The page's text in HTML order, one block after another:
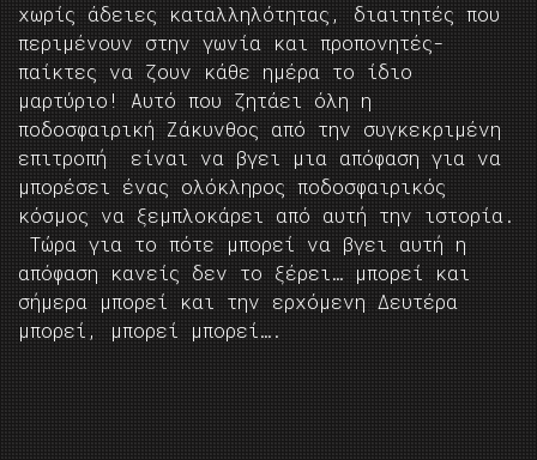
χωρίς άδειες καταλληλότητας, διαιτητές που
περιμένουν στην γωνία και προπονητές-
παίκτες να ζουν κάθε ημέρα το ίδιο
μαρτύριο! Αυτό που ζητάει όλη η
ποδοσφαιρική Ζάκυνθος από την συγκεκριμένη
επιτροπή είναι να βγει μια απόφαση για να
μπορέσει ένας ολόκληρος ποδοσφαιρικός
κόσμος να ξεμπλοκάρει από αυτή την ιστορία.
Τώρα για το πότε μπορεί να βγει αυτή η
απόφαση κανείς δεν το ξέρει… μπορεί και
σήμερα μπορεί και την ερχόμενη Δευτέρα
μπορεί, μπορεί μπορεί….